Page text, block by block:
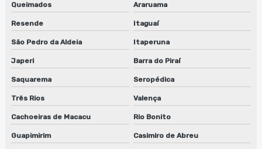
Empresa que faz manutenção de lavadora de clichês em sp
Empresa que faz reparo de lavadora de anilox
Empresa que faz reparo de lavadora de cilindros em sp
Empresa que faz reparo de lavadora de clichês
Empresa de reparo de lâminas para flexografia
Queimados Araruama
Resende Itaguaí
São Pedro da Aldeia Itaperuna
Japeri Barra do Piraí
Saquarema Seropédica
Três Rios Valença
Cachoeiras de Macacu Rio Bonito
Guapimirim Casimiro de Abreu